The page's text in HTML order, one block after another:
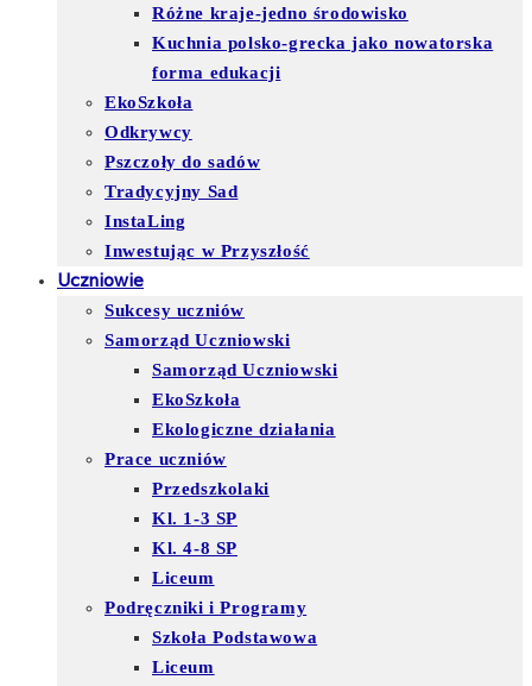
Różne kraje-jedno środowisko
Kuchnia polsko-grecka jako nowatorska
forma edukacji
EkoSzkoła
Odkrywcy
Pszczoły do sadów
Tradycyjny Sad
InstaLing
Inwestując w Przyszłość
Uczniowie
Sukcesy uczniów
Samorząd Uczniowski
Samorząd Uczniowski
EkoSzkoła
Ekologiczne działania
Prace uczniów
Przedszkolaki
Kl. 1-3 SP
Kl. 4-8 SP
Liceum
Podręczniki i Programy
Szkoła Podstawowa
Liceum